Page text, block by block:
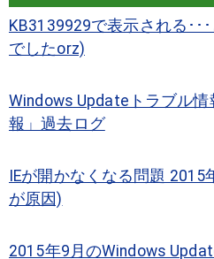
KB3139929で表示される･･
でしたorz)
Windows Updateトラブル
報」過去ログ
IEが開かなくなる問題
が原因)
2015年9月のWindows